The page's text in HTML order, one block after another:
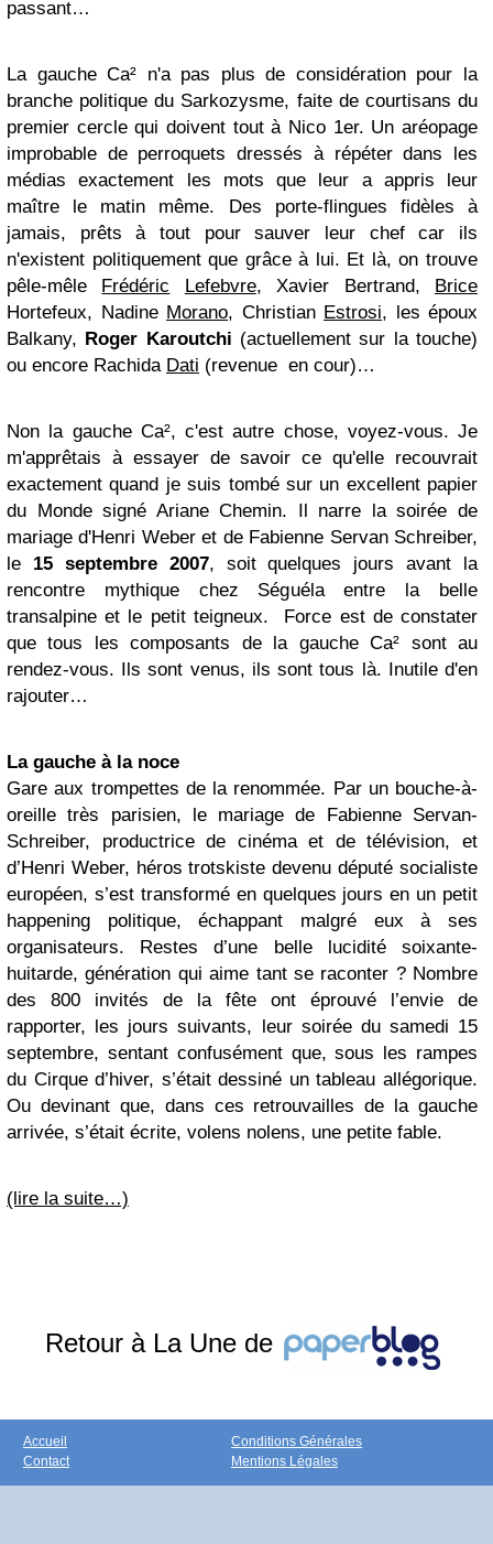
passant…
La gauche Ca² n'a pas plus de considération pour la
branche politique du Sarkozysme, faite de courtisans du
premier cercle qui doivent tout à Nico 1er. Un aréopage
improbable de perroquets dressés à répéter dans les
médias exactement les mots que leur a appris leur
maître le matin même. Des porte-flingues fidèles à
jamais, prêts à tout pour sauver leur chef car ils
n'existent politiquement que grâce à lui. Et là, on trouve
pêle-mêle Frédéric Lefebvre, Xavier Bertrand, Brice
Hortefeux, Nadine Morano, Christian Estrosi, les époux
Balkany, Roger Karoutchi (actuellement sur la touche)
ou encore Rachida Dati (revenue en cour)…
Non la gauche Ca², c'est autre chose, voyez-vous. Je
m'apprêtais à essayer de savoir ce qu'elle recouvrait
exactement quand je suis tombé sur un excellent papier
du Monde signé Ariane Chemin. Il narre la soirée de
mariage d'Henri Weber et de Fabienne Servan Schreiber,
le 15 septembre 2007, soit quelques jours avant la
rencontre mythique chez Séguéla entre la belle
transalpine et le petit teigneux. Force est de constater
que tous les composants de la gauche Ca² sont au
rendez-vous. Ils sont venus, ils sont tous là. Inutile d'en
rajouter…
La gauche à la noce
Gare aux trompettes de la renommée. Par un bouche-à-
oreille très parisien, le mariage de Fabienne Servan-
Schreiber, productrice de cinéma et de télévision, et
d’Henri Weber, héros trotskiste devenu député socialiste
européen, s’est transformé en quelques jours en un petit
happening politique, échappant malgré eux à ses
organisateurs. Restes d’une belle lucidité soixante-
huitarde, génération qui aime tant se raconter ? Nombre
des 800 invités de la fête ont éprouvé l’envie de
rapporter, les jours suivants, leur soirée du samedi 15
septembre, sentant confusément que, sous les rampes
du Cirque d’hiver, s’était dessiné un tableau allégorique.
Ou devinant que, dans ces retrouvailles de la gauche
arrivée, s’était écrite, volens nolens, une petite fable.
(lire la suite…)
Retour à La Une de
Accueil
Contact
Conditions Générales
Mentions Légales